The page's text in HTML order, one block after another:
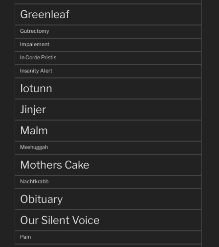
Greenleaf
Gutrectomy
Impalement
In Corde Pristis
Insanity Alert
Iotunn
Jinjer
Malm
Meshuggah
Mothers Cake
Nachtkrabb
Obituary
Our Silent Voice
Pain